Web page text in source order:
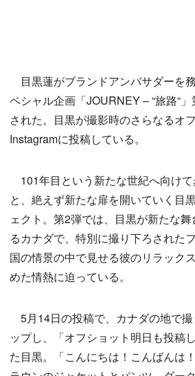
目黒蓮がブランドアンバサダーを
ペシャル企画「JOURNEY – “旅路“
された。目黒が撮影時のさらなるオ
Instagramに投稿している。
101年目という新たな世紀へ向け
と、絶えず新たな扉を開いていく目
ェクト。第2弾では、目黒が新たな
るカナダで、特別に撮り下ろされた
国の情景の中で見せる彼のリラック
めた情熱に迫っている。
5月14日の投稿で、カナダの地で
ップし、「オフショット明日も投稿
た目黒。「こんにちは！こんばんは